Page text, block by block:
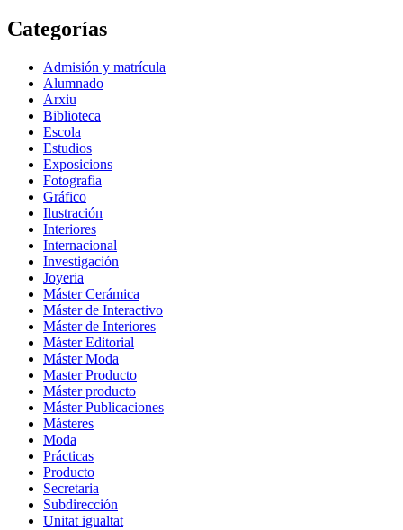
Categorías
Admisión y matrícula
Alumnado
Arxiu
Biblioteca
Escola
Estudios
Exposicions
Fotografia
Gráfico
Ilustración
Interiores
Internacional
Investigación
Joyeria
Máster Cerámica
Máster de Interactivo
Máster de Interiores
Máster Editorial
Máster Moda
Master Producto
Máster producto
Máster Publicaciones
Másteres
Moda
Prácticas
Producto
Secretaria
Subdirección
Unitat igualtat